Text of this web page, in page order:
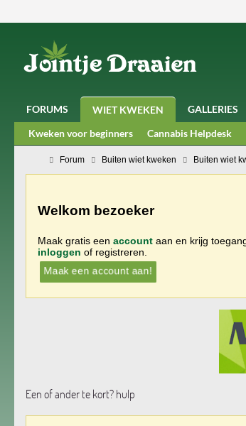
FORUMS WIET KWEKEN GALLERIES
Kweken voor beginners
Cannabis Helpdesk
Forum Buiten wiet kweken Buiten wiet
Welkom bezoeker
Maak gratis een account aan en krijg
inloggen of registreren.
Maak een account aan!
Een of ander te kort? hulp